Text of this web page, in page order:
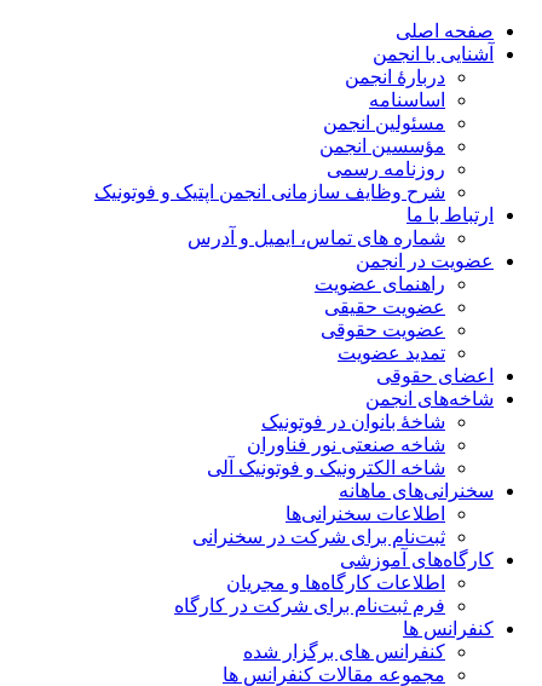
صفحه اصلی
آشنایی با انجمن
دربارۀ انجمن
اساسنامه
مسئولین انجمن
مؤسسین انجمن
روزنامه رسمی
شرح وظایف سازمانی انجمن اپتیک و فوتونیک
ارتباط با ما
شماره های تماس، ایمیل و آدرس
عضویت در انجمن
راهنمای عضویت
عضویت حقیقی
عضویت حقوقی
تمدید عضویت
اعضای حقوقی
شاخه‌های انجمن
شاخۀ بانوان در فوتونیک
شاخه صنعتی نور فناوران
شاخه‌ الکترونیک و فوتونیک آلی
سخنرانی‌های ماهانه
اطلاعات سخنرانی‌‌ها
ثبت‌نام برای شرکت در سخنرانی
کارگاه‌های آموزشی
اطلاعات کارگاه‌ها و مجریان
فرم ثبت‌نام برای شرکت در کارگاه
کنفرانس ها
کنفرانس های برگزار شده
مجموعه مقالات کنفرانس ها